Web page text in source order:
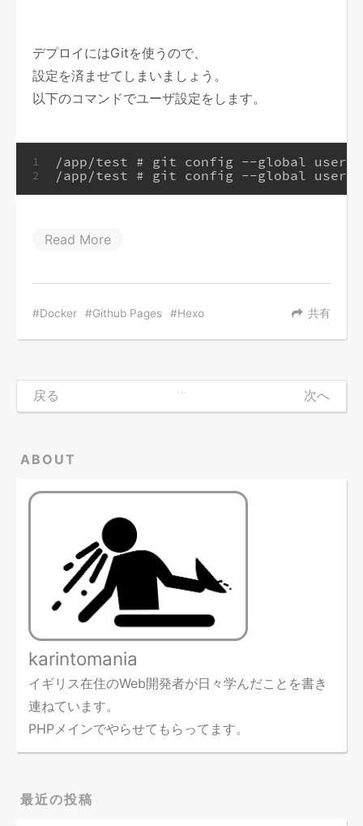
デプロイにはGitを使うので、
設定を済ませてしまいましょう。
以下のコマンドでユーザ設定をします。
1
2
/app/test # git config --global
/app/test # git config --global
Read More
共有
Docker Github Pages Hexo
戻る … 次へ
ABOUT
karintomania
イギリス在住のWeb開発者が日々学んだことを書き
連ねています。
PHPメインでやらせてもらってます。
最近の投稿